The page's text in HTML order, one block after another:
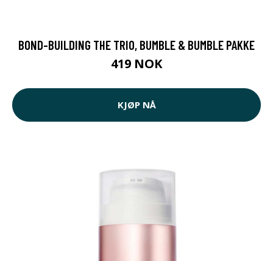
BOND-BUILDING THE TRIO, BUMBLE & BUMBLE PAKKE
419 NOK
KJØP NÅ